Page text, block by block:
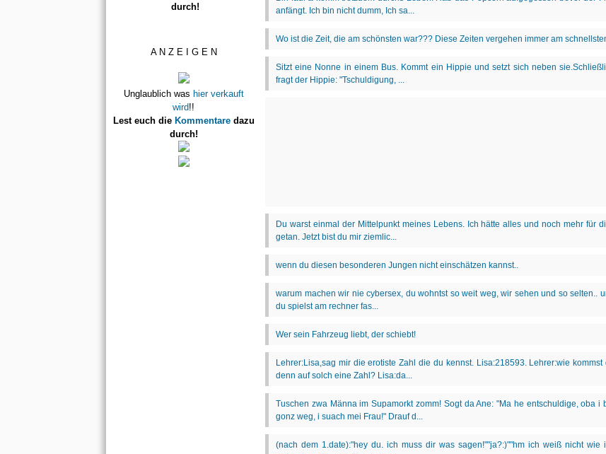
durch!
A N Z E I G E N
Unglaublich was hier verkauft
wird!!
Lest euch die Kommentaredazu
durch!